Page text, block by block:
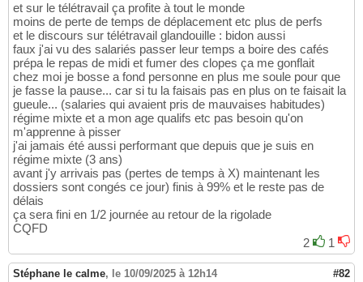
et sur le télétravail ça profite à tout le monde
moins de perte de temps de déplacement etc plus de perfs
et le discours sur télétravail glandouille : bidon aussi
faux j'ai vu des salariés passer leur temps a boire des cafés
prépa le repas de midi et fumer des clopes ça me gonflait
chez moi je bosse a fond personne en plus me soule pour que
je fasse la pause... car si tu la faisais pas en plus on te faisait la
gueule... (salaries qui avaient pris de mauvaises habitudes)
régime mixte et a mon age qualifs etc pas besoin qu'on
m'apprenne à pisser
j'ai jamais été aussi performant que depuis que je suis en
régime mixte (3 ans)
avant j'y arrivais pas (pertes de temps à X) maintenant les
dossiers sont congés ce jour) finis à 99% et le reste pas de
délais
ça sera fini en 1/2 journée au retour de la rigolade
CQFD
2
1
Stéphane le calme, le 10/09/2025 à 12h14 #82